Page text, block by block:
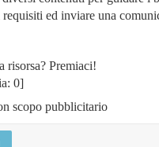
ed inviare una
risorsa? Premiaci!
0]
scopo pubblicitario